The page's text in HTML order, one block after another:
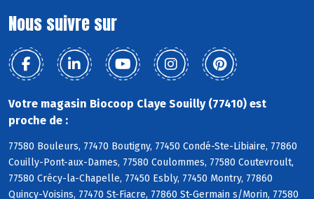
Nous suivre sur
Votre magasin Biocoop Claye Souilly (77410) est
proche de :
77580 Bouleurs, 77470 Boutigny, 77450 Condé-Ste-Libiaire, 77860
Couilly-Pont-aux-Dames, 77580 Coulommes, 77580 Coutevroult,
77580 Crécy-la-Chapelle, 77450 Esbly, 77450 Montry, 77860
Quincy-Voisins, 77470 St-Fiacre, 77860 St-Germain s/Morin, 77580